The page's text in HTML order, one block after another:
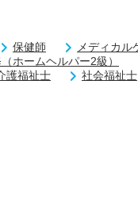
保健師 メディカル
ホームヘルパー2級）
護福祉士 社会福祉士